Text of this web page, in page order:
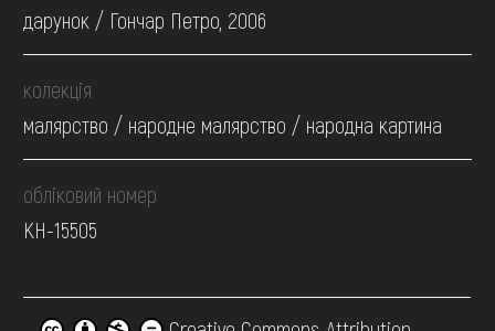
дарунок / Гончар Петро, 2006
колекція
малярство / народне малярство / народна картина
обліковий номер
КН-15505